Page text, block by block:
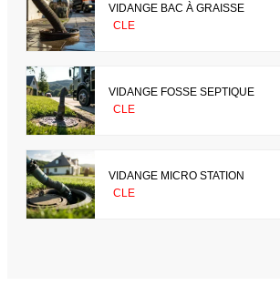
VIDANGE BAC À GRAISSE
CLE
VIDANGE FOSSE SEPTIQUE
CLE
VIDANGE MICRO STATION
CLE